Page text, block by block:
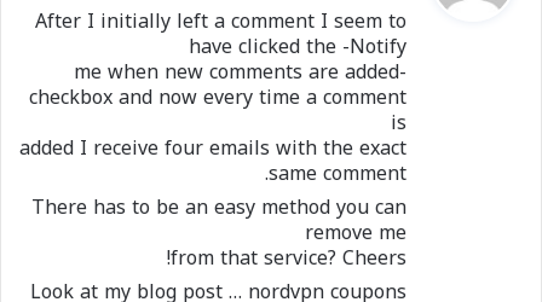
ل
After I initially left a comment I seem to
have clicked the -Notify
me when new comments are added-
checkbox and now every time a comment
is
added I receive four emails with the exact
same comment.
There has to be an easy method you can
remove me
from that service? Cheers!
Look at my blog post … nordvpn coupons